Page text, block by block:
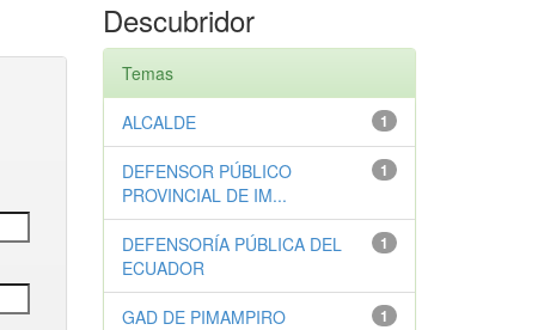
Descubridor
Temas
1
ALCALDE
1
DEFENSOR PÚBLICO
PROVINCIAL DE IM...
1
DEFENSORÍA PÚBLICA DEL
ECUADOR
1
GAD DE PIMAMPIRO